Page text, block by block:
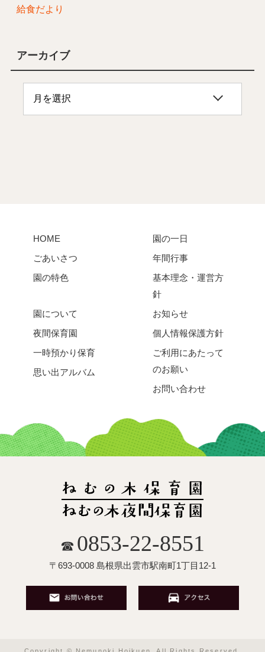
給食だより
アーカイブ
HOME
ごあいさつ
園の特色
園の一日
年間行事
基本理念・運営方
針
園について
夜間保育園
一時預かり保育
思い出アルバム
お知らせ
個人情報保護方針
ご利用にあたって
のお願い
お問い合わせ
☎ 0853-22-8551
〒693-0008 島根県出雲市駅南町1丁目12-1